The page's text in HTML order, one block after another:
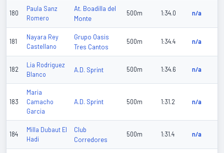
180
Paula Sanz
Romero
At. Boadilla del
Monte
500m 1:34.0 n/a
181
Nayara Rey
Castellano
Grupo Oasis
Tres Cantos
500m 1:34.4 n/a
182
Lia Rodriguez
Blanco
A.D. Sprint 500m 1:34.6 n/a
183
Maria
Camacho
Garcia
A.D. Sprint 500m 1:31.2 n/a
184
Milla Dubaut El
Hadi
Club
Corredores
500m 1:31.4 n/a